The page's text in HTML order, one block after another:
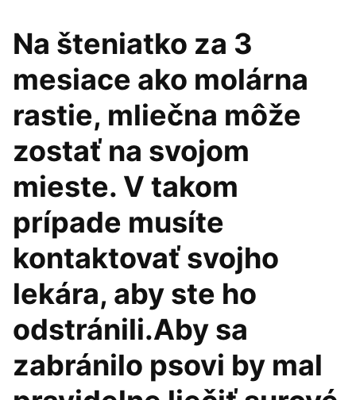
Na šteniatko za 3
mesiace ako molárna
rastie, mliečna môže
zostať na svojom
mieste. V takom
prípade musíte
kontaktovať svojho
lekára, aby ste ho
odstránili.Aby sa
zabránilo psovi by mal